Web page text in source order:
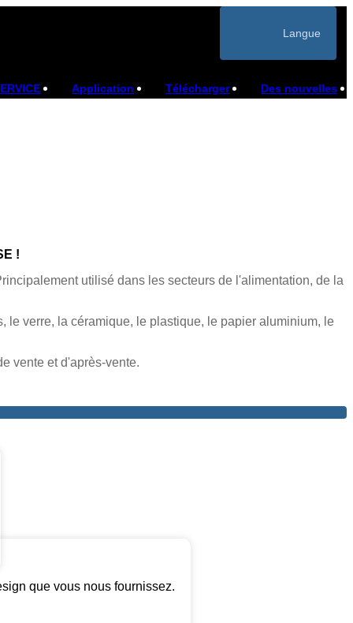
Langue
Application Télécharger Des nouvelles
!
utilisé dans les secteurs de l'alimentation, de la
verre, la céramique, le plastique, le papier aluminium, le
vente et d'après-vente.
que vous nous fournissez.